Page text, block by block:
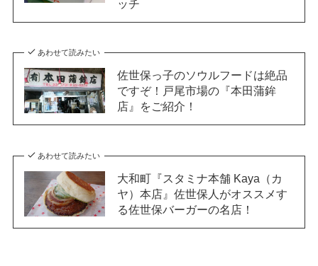
ッチ
あわせて読みたい
佐世保っ子のソウルフードは絶品
ですぞ！戸尾市場の『本田蒲鉾
店』をご紹介！
あわせて読みたい
大和町『スタミナ本舗 Kaya（カ
ヤ）本店』佐世保人がオススメす
る佐世保バーガーの名店！